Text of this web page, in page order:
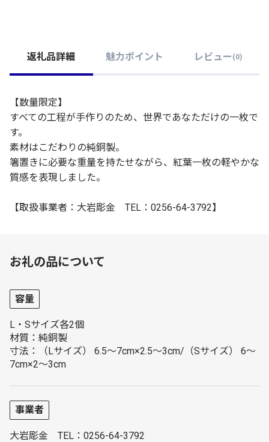
返礼品詳細 魅力ポイント レビュー (0)
【数量限定】
すべての工程が手作りのため、世界であなただけの一枚で
す。
素材はこだわりの純銅製。
箸置きに必要な重量を持たせながら、紅葉一枚の軽やかな
質感を表現しました。
【取扱事業者：大岩彫金 TEL：0256-64-3792】
お礼の品について
容量
L・Sサイズ各2個
材質：純銅製
寸法：（Lサイズ） 6.5～7cm×2.5～3cm/（Sサイズ） 6～
7cm×2～3cm
事業者
大岩彫金 TEL：0256-64-3792